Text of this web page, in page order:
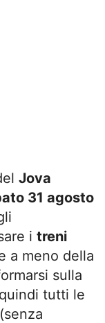
Jova
31 agosto
i treni
a meno della
sulla
tutti le